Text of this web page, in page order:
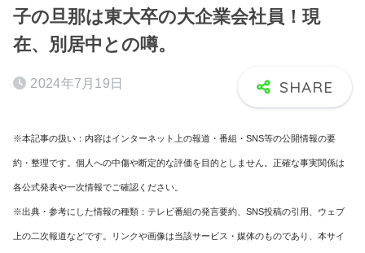
子の旦那は東大卒の大企業会社員！現
在、別居中との噂。
2024年7月19日
※本記事の扱い：内容はインターネット上の報道・番組・SNS等の公開情報の要
約・整理です。個人への中傷や断定的な評価を目的としません。正確な事実関係は
各公式発表や一次情報でご確認ください。
※出典・参考にした情報の種類：テレビ番組の発言要約、SNS投稿の引用、ウェブ
上の二次報道などです。リンクや画像は当該サービス・媒体のものであり、本サイ